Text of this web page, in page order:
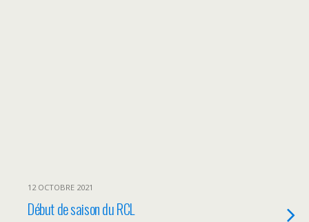
12 OCTOBRE 2021
Début de saison du RCL